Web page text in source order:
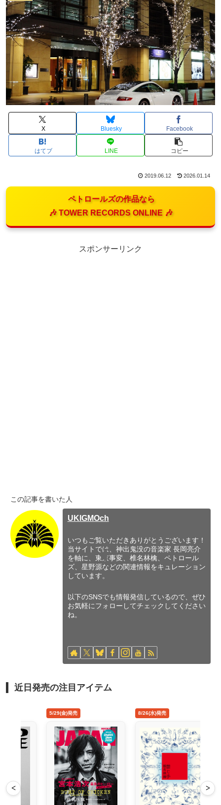
X Bluesky Facebook
はてブ LINE コピー
2019.06.12 2026.01.14
ペトロールズの作品なら
🎶 TOWER RECORDS ONLINE 🎶
スポンサーリンク
この記事を書いた人
UKIGMOch
いつもご覧いただきありがとうございます！
当サイトでは、神出鬼没の音楽家 長岡亮介
を軸に、東京事変、椎名林檎、ペトロール
ズ、星野源などの関連情報をキュレーション
しています。
以下のSNSでも情報発信しているので、ぜひ
お気軽にフォローしてチェックしてください
ね。
近日発売の注目アイテム
<
5/29(金)発売 8/26(水)発売
>